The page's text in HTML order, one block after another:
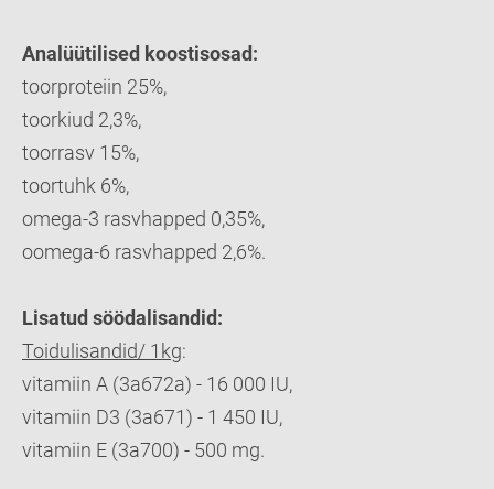
Analüütilised koostisosad:
toorproteiin 25%,
toorkiud 2,3%,
toorrasv 15%,
toortuhk 6%,
omega-3 rasvhapped 0,35%,
oomega-6 rasvhapped 2,6%.
Lisatud söödalisandid:
Toidulisandid/ 1kg:
vitamiin A (3a672a) - 16 000 IU,
vitamiin D3 (3a671) - 1 450 IU,
vitamiin E (3a700) - 500 mg.